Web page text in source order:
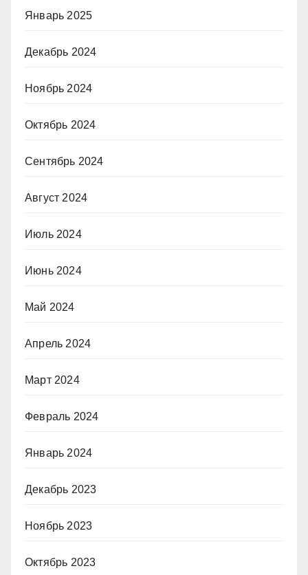
Январь 2025
Декабрь 2024
Ноябрь 2024
Октябрь 2024
Сентябрь 2024
Август 2024
Июль 2024
Июнь 2024
Май 2024
Апрель 2024
Март 2024
Февраль 2024
Январь 2024
Декабрь 2023
Ноябрь 2023
Октябрь 2023